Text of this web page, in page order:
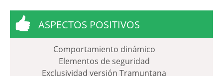
ASPECTOS POSITIVOS
Comportamiento dinámico
Elementos de seguridad
Exclusividad versión Tramuntana